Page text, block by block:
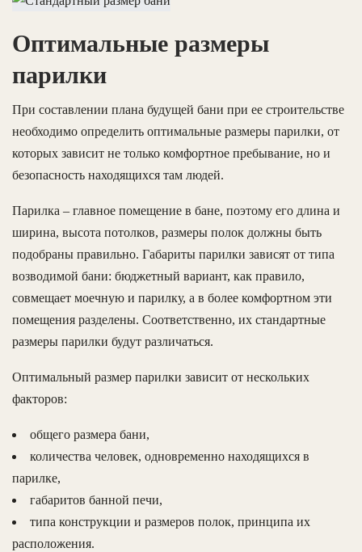
Оптимальные размеры
парилки
При составлении плана будущей бани при ее строительстве
необходимо определить оптимальные размеры парилки, от
которых зависит не только комфортное пребывание, но и
безопасность находящихся там людей.
Парилка – главное помещение в бане, поэтому его длина и
ширина, высота потолков, размеры полок должны быть
подобраны правильно. Габариты парилки зависят от типа
возводимой бани: бюджетный вариант, как правило,
совмещает моечную и парилку, а в более комфортном эти
помещения разделены. Соответственно, их стандартные
размеры парилки будут различаться.
Оптимальный размер парилки зависит от нескольких
факторов:
общего размера бани,
количества человек, одновременно находящихся в
парилке,
габаритов банной печи,
типа конструкции и размеров полок, принципа их
расположения.